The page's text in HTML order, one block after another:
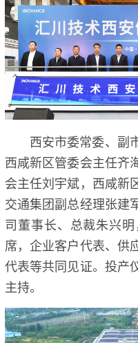
西安市委常委、副
西咸新区管委会主任齐
会主任刘宇斌，西咸新
交通集团副总经理张建
司董事长、总裁朱兴
席，企业客户代表、供
代表等共同见证。投产
主持。